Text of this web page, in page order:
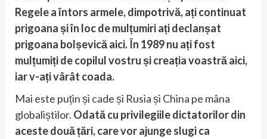
Regele a întors armele, dimpotrivă, ați continuat
prigoana și în loc de mulțumiri ați declanșat
prigoana bolșevică aici. În 1989 nu ați fost
mulțumiți de copilul vostru și creația voastră aici,
iar v-ați vârât coada.
Mai este puțin și cade și Rusia și China pe mâna
globaliștilor. Odată cu privilegiile dictatorilor din
aceste două țări, care vor ajunge slugi ca